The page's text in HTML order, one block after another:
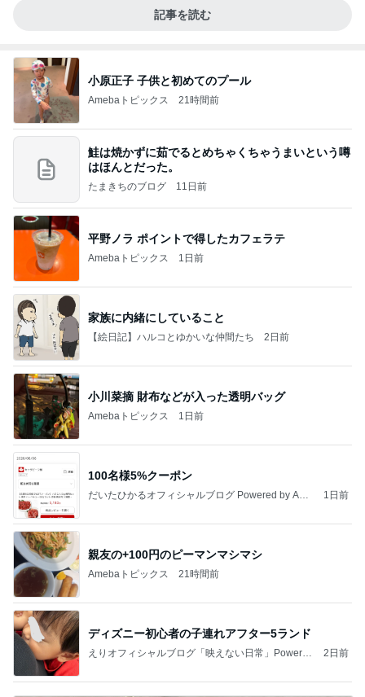
記事を読む
小原正子 子供と初めてのプール
Amebaトピックス 21時間前
鮭は焼かずに茹でるとめちゃくちゃうまいという噂
はほんとだった。
たまきちのブログ 11日前
平野ノラ ポイントで得したカフェラテ
Amebaトピックス 1日前
家族に内緒にしていること
【絵日記】ハルコとゆかいな仲間たち 2日前
小川菜摘 財布などが入った透明バッグ
Amebaトピックス 1日前
100名様5%クーポン
だいたひかるオフィシャルブログ Powered by Ame
1日前
親友の+100円のピーマンマシマシ
Amebaトピックス 21時間前
ディズニー初心者の子連れアフター5ランド
えりオフィシャルブログ「映えない日常」Powered
2日前